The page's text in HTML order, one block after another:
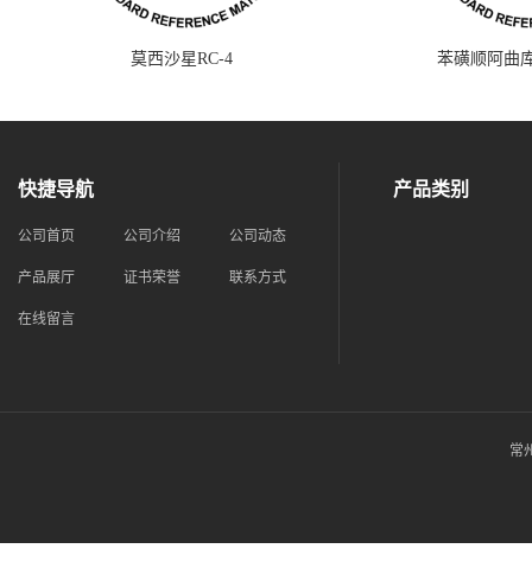
莫西沙星RC-4 苯磺顺阿曲
快捷导航
公司首页 公司介绍 公司动态
产品展厅 证书荣誉 联系方式
在线留言
产品类别
常